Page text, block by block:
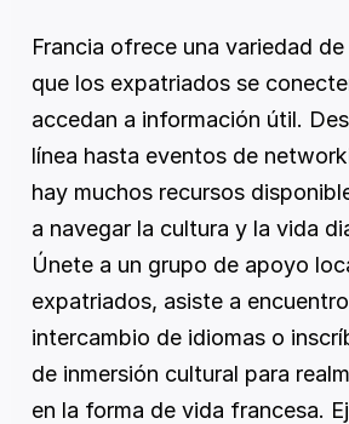
Francia ofrece una variedad
que los expatriados se
accedan a información útil.
línea hasta eventos de
hay muchos recursos
a navegar la cultura y la vida
Únete a un grupo de apoyo
expatriados, asiste a
intercambio de idiomas o
de inmersión cultural para
en la forma de vida francesa.